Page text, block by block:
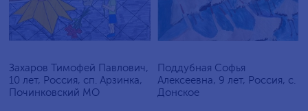
Захаров Тимофей Павлович,
10 лет, Россия, сп. Арзинка,
Починковский МО
Поддубная Софья
Алексеевна, 9 лет, Россия, c.
Донское